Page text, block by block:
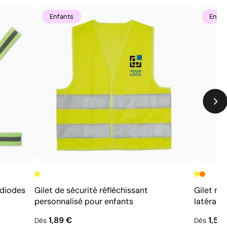
Enfants
Gilet de sécurité réfléchissant
personnalisé pour enfants
Dès 1,89 €
Gilet
latérale
Dès 1,53